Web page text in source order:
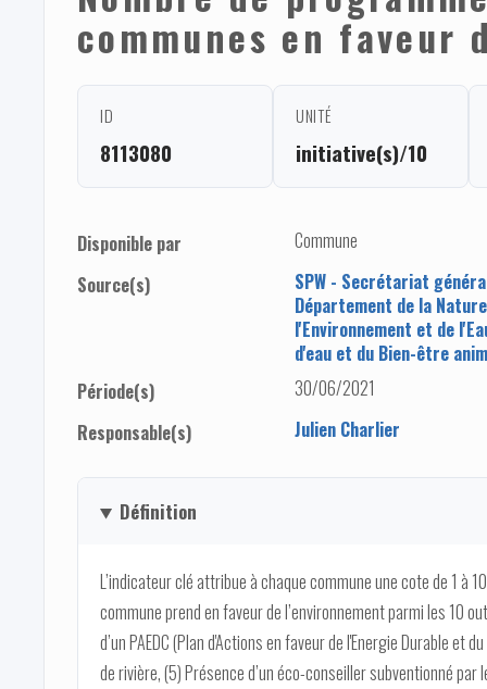
communes en faveur
ID
8113080
UNITÉ
initiative(s)/10
Disponible par
Commune
Source(s)
SPW - Secrétariat
Département de la
l'Environnement et de
d'eau et du Bien-être
Période(s)
30/06/2021
Responsable(s)
Julien Charlier
Définition
L’indicateur clé attribue à chaque commune une cote de 1 à
commune prend en faveur de l’environnement parmi les 10
d’un PAEDC (Plan d'Actions en faveur de l'Energie Durable et
de rivière, (5) Présence d’un éco-conseiller subventionné par